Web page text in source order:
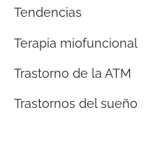
Tendencias
Terapia miofuncional
Trastorno de la ATM
Trastornos del sueño